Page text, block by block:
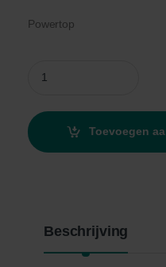
Powertop
Toevoegen
Beschrijving